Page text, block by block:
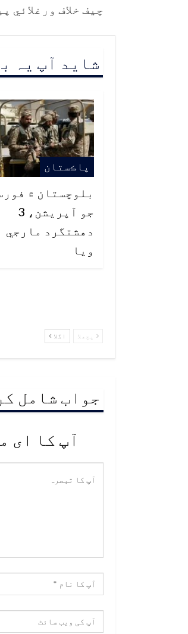
چيف خلاف ورغلائي
شاید آپ یہ
پاڪستان
بلوچستان ۾
جو آپريشن، 3
دهشتگرد مارجي
ويا
پچھلا اگلا
جواب شامل
آپ کا ای